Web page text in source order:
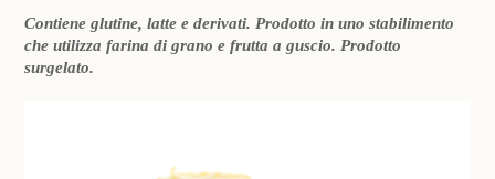
Contiene glutine, latte e derivati. Prodotto in uno stabilimento
che utilizza farina di grano e frutta a guscio. Prodotto
surgelato.